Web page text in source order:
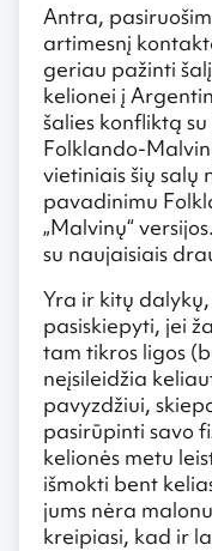
Antra,
artimesnį
geriau pažinti
kelionei į
šalies konfliktą
Folklando-
vietiniais šių salų
pavadinimu
„Malvinų“
su naujaisiais
Yra ir kitų
pasiskiepyti, jei
tam tikros ligos
neįsileidžia
pavyzdžiui,
pasirūpinti savo
kelionės metu
išmokti bent
jums nėra
kreipiasi, kad ir